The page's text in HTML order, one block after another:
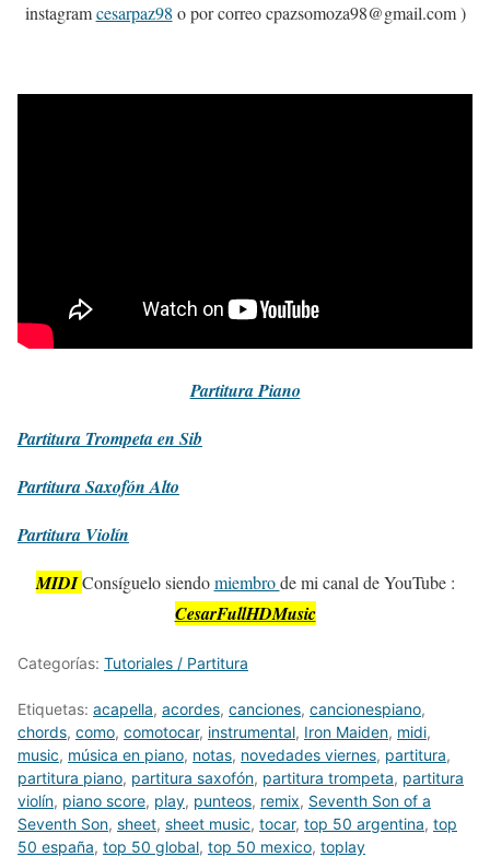
instagramcesarpaz98 o por correo cpazsomoza98@gmail.com )
PartituraPiano
Partitura Trompeta en Sib
PartituraSaxofón Alto
Partitura Violín
MIDI Consíguelo siendomiembrode mi canal de YouTube :
CesarFullHDMusic
Categorías: Tutoriales / Partitura
Etiquetas: acapella, acordes, canciones, cancionespiano,
chords, como, comotocar, instrumental, Iron Maiden, midi,
music, música en piano, notas, novedades viernes, partitura,
partitura piano, partitura saxofón, partitura trompeta, partitura
violín, piano score, play, punteos, remix, Seventh Son of a
Seventh Son, sheet, sheet music, tocar, top 50 argentina, top
50 españa, top 50 global, top 50 mexico, toplay